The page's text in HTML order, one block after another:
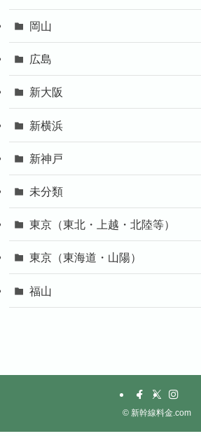
岡山
広島
新大阪
新横浜
新神戸
未分類
東京（東北・上越・北陸等）
東京（東海道・山陽）
福山
© 新幹線料金.com